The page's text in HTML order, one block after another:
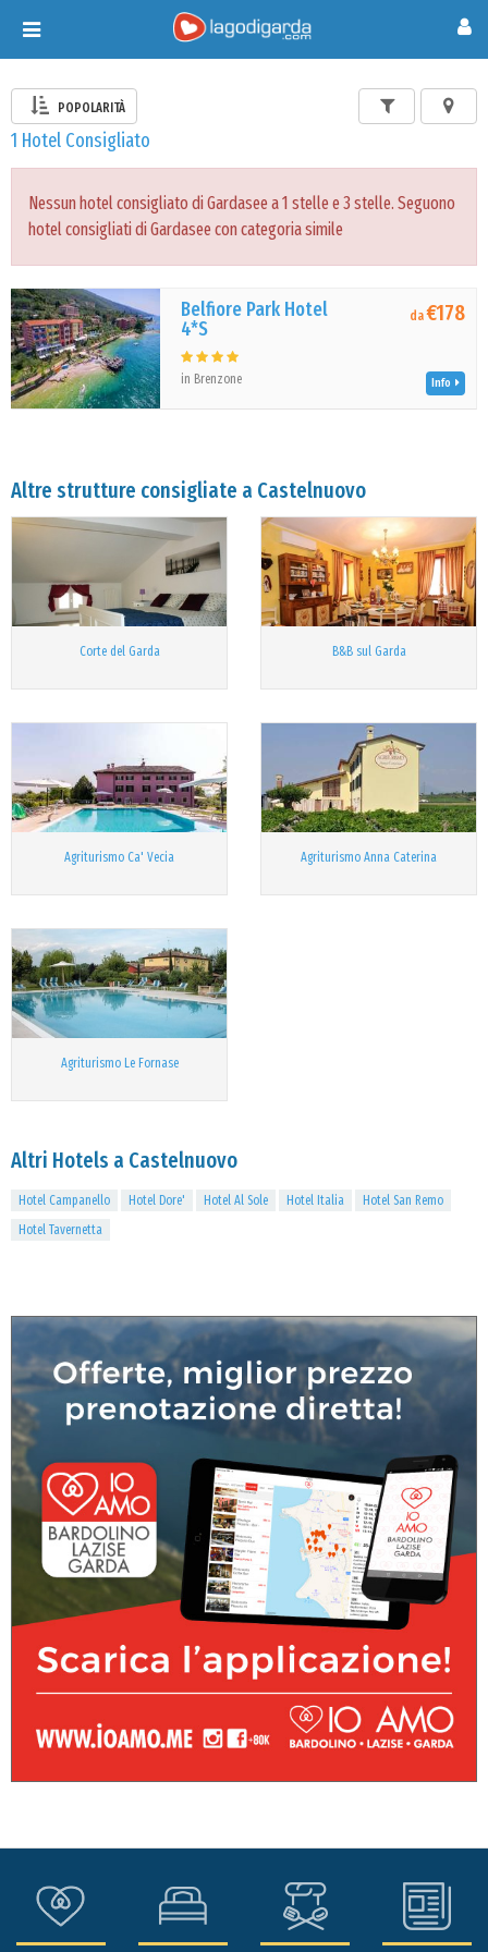
Toggle
navigation
POPOLARITÀ
1 Hotel Consigliato
Nessun hotel consigliato di Gardasee a 1 stelle e 3 stelle. Seguono
hotel consigliati di Gardasee con categoria simile
Belfiore Park Hotel
4*S
in Brenzone
da€178
Info
Altre strutture consigliate a Castelnuovo
Corte del Garda B&B sul Garda
Agriturismo Ca' Vecia Agriturismo Anna Caterina
Agriturismo Le Fornase
Altri Hotels a Castelnuovo
Hotel Campanello Hotel Dore' Hotel Al Sole Hotel Italia
Hotel San Remo
Hotel Tavernetta